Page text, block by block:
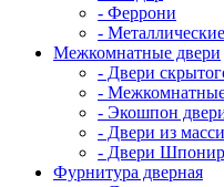
- Феррони
-
Межкомнатные двери
- Двери
-
- Экошпон
- Двери из
- Двери
Фурнитура дверная